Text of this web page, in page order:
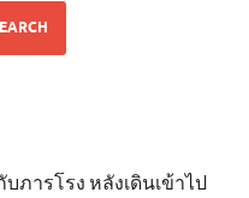
ภารโรง หลังเดินเข้าไป